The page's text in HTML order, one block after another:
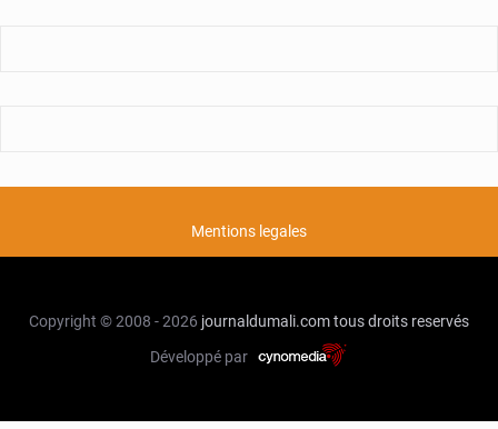
Mentions legales
Copyright © 2008 - 2026 journaldumali.comtous droits reservés
Développé par